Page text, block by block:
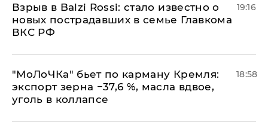
Взрыв в Balzi Rossi: стало известно о
новых пострадавших в семье Главкома
ВКС РФ
19:16
​"МоЛоЧКа" бьет по карману Кремля:
экспорт зерна −37,6 %, масла вдвое,
уголь в коллапсе
18:58